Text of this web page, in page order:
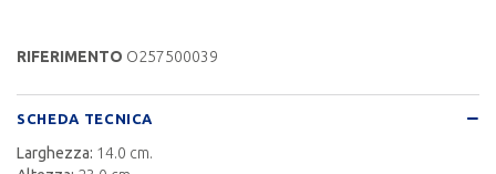
RIFERIMENTO O257500039
SCHEDA TECNICA
Larghezza: 14.0 cm.